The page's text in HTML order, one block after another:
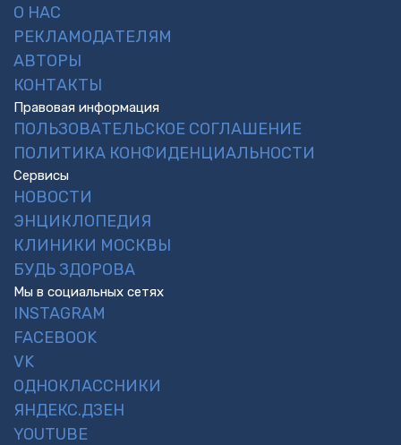
О НАС
РЕКЛАМОДАТЕЛЯМ
АВТОРЫ
КОНТАКТЫ
Правовая информация
ПОЛЬЗОВАТЕЛЬСКОЕ СОГЛАШЕНИЕ
ПОЛИТИКА КОНФИДЕНЦИАЛЬНОСТИ
Сервисы
НОВОСТИ
ЭНЦИКЛОПЕДИЯ
КЛИНИКИ МОСКВЫ
БУДЬ ЗДОРОВА
Мы в социальных сетях
INSTAGRAM
FACEBOOK
VK
ОДНОКЛАССНИКИ
ЯНДЕКС.ДЗЕН
YOUTUBE